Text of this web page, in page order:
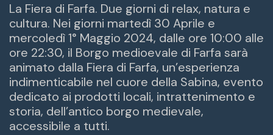
La Fiera di Farfa. Due giorni di relax, natura e
cultura. Nei giorni martedì 30 Aprile e
mercoledì 1° Maggio 2024, dalle ore 10:00 alle
ore 22:30, il Borgo medioevale di Farfa sarà
animato dalla Fiera di Farfa, un’esperienza
indimenticabile nel cuore della Sabina, evento
dedicato ai prodotti locali, intrattenimento e
storia, dell’antico borgo medievale,
accessibile a tutti.